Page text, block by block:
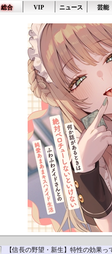
総合 VIP ニュース 芸能
【信長の野望・新生】特性の効果